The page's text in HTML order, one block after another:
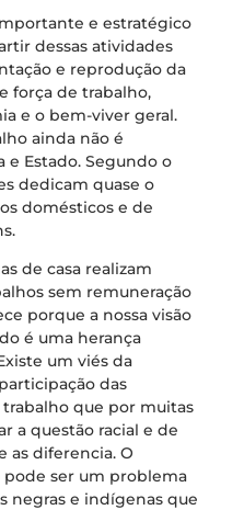
e estratégico
dessas atividades
e reprodução da
força de trabalho,
e o bem-viver geral.
ainda não é
Estado. Segundo o
dedicam quase o
domésticos e de
de casa realizam
sem remuneração
porque a nossa visão
é uma herança
um viés da
das
que por muitas
a questão racial e de
as diferencia. O
ser um problema
negras e indígenas que